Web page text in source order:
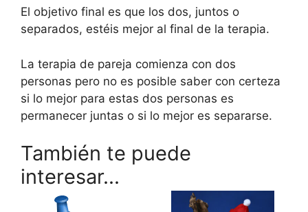
El objetivo final es que los dos, juntos o
separados, estéis mejor al final de la terapia.
La terapia de pareja comienza con dos
personas pero no es posible saber con certeza
si lo mejor para estas dos personas es
permanecer juntas o si lo mejor es separarse.
También te puede
interesar...